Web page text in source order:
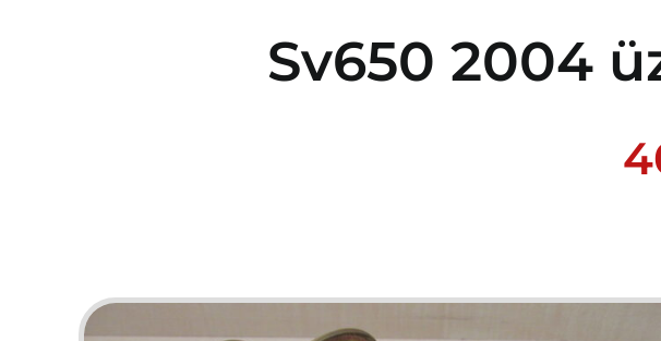
Sv650 2004